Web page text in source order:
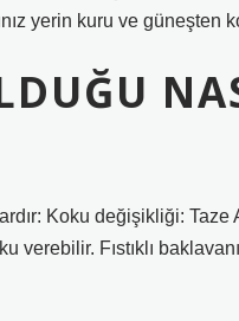
yerin kuru ve güneşten
Koku değişikliği: Taze
verebilir. Fıstıklı